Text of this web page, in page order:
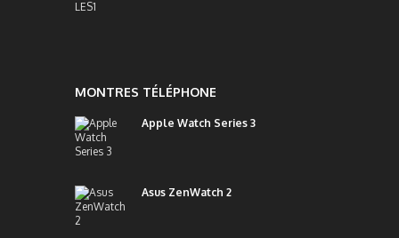
MONTRES TÉLÉPHONE
Apple Watch Series 3
Asus ZenWatch 2